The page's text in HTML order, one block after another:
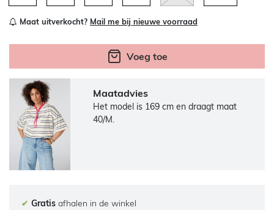
Maat uitverkocht? Mail me bij nieuwe voorraad
Voeg toe
Maatadvies
Het model is 169 cm en draagt maat
40/M.
✔ Gratis afhalen in de winkel